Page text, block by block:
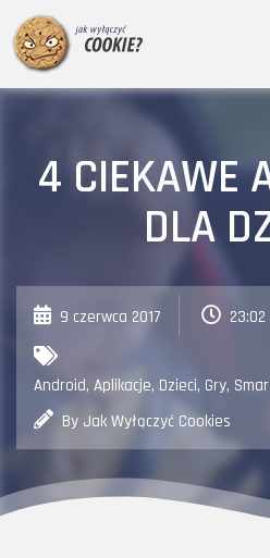
4 CIEKAWE
DLA
9 czerwca 2017 23:02
Android, Aplikacje, Dzieci, Gry,
By Jak Wyłączyć Cookies